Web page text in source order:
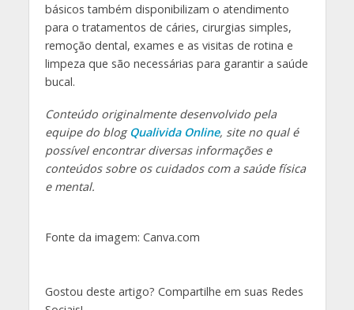
básicos também disponibilizam o atendimento
para o tratamentos de cáries, cirurgias simples,
remoção dental, exames e as visitas de rotina e
limpeza que são necessárias para garantir a saúde
bucal.
Conteúdo originalmente desenvolvido pela
equipe do blog Qualivida Online, site no qual é
possível encontrar diversas informações e
conteúdos sobre os cuidados com a saúde física
e mental.
Fonte da imagem: Canva.com
Gostou deste artigo? Compartilhe em suas Redes